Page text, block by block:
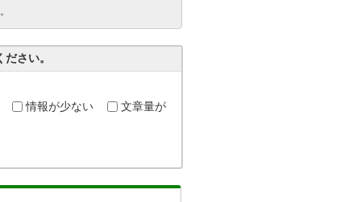
さい。
情報が少ない 文章量が